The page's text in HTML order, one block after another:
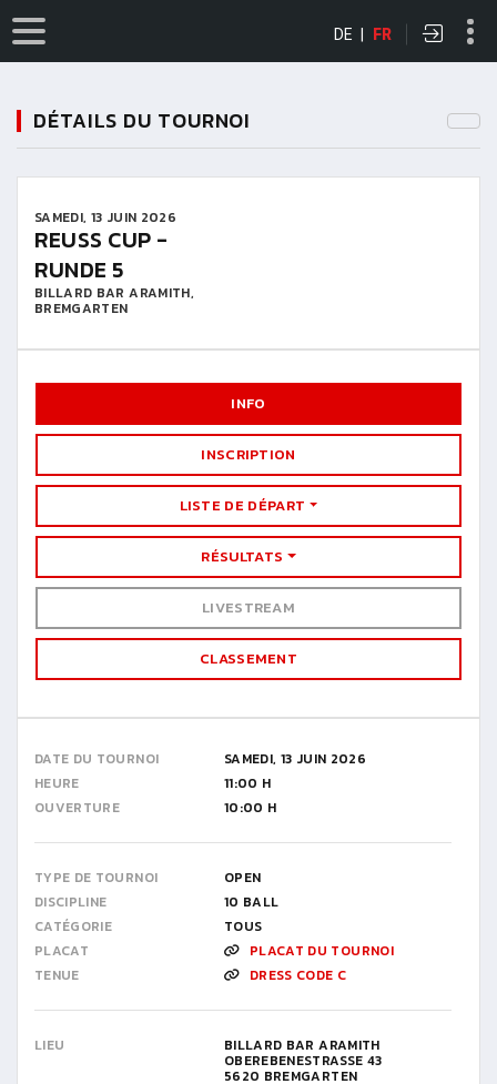
DE | FR
DÉTAILS DU TOURNOI
SAMEDI, 13 JUIN 2026
REUSS CUP -
RUNDE 5
BILLARD BAR ARAMITH,
BREMGARTEN
INFO
INSCRIPTION
LISTE DE DÉPART
RÉSULTATS
LIVESTREAM
CLASSEMENT
DATE DU TOURNOI
SAMEDI, 13 JUIN 2026
HEURE
11:00 H
OUVERTURE
10:00 H
TYPE DE TOURNOI
OPEN
DISCIPLINE
10 BALL
CATÉGORIE
TOUS
PLACAT
PLACAT DU TOURNOI
TENUE
DRESS CODE C
LIEU BILLARD BAR ARAMITH
OBEREBENESTRASSE 43
5620 BREMGARTEN